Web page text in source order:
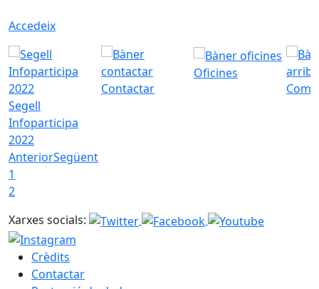
Accedeix
Segell
Infoparticipa
2022
Contactar
Oficines
Com
AnteriorSegüent
1
2
Xarxes socials:
Crèdits
Contactar